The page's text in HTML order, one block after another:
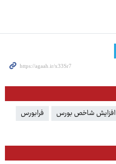
افزایش شاخص بورس
فرابورس